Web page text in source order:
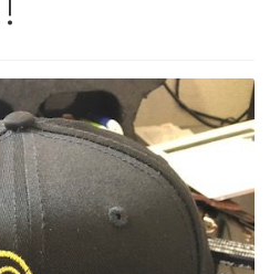
作事例
WORKS
ある質問
FAQ